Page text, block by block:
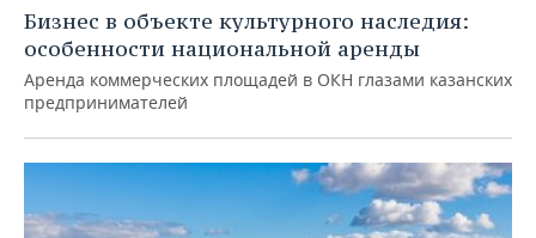
Бизнес в объекте культурного наследия:
особенности национальной аренды
Аренда коммерческих площадей в ОКН глазами казанских
предпринимателей